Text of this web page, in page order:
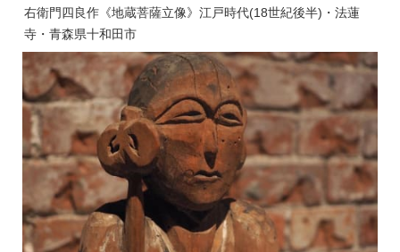
右衛門四良作《地蔵菩薩立像》江戸時代(18世紀後半)・法蓮
寺・青森県十和田市